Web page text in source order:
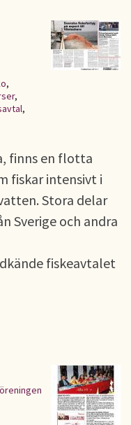
,
,
,
finns en flotta
fiskar intensivt i
Stora delar
Sverige och andra
fiskeavtalet